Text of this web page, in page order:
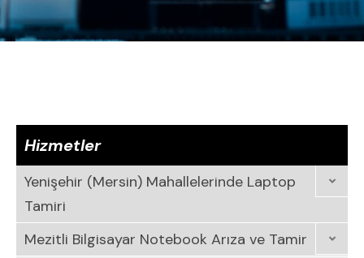
Hizmetler
Yenişehir (Mersin) Mahallelerinde Laptop
Tamiri
Mezitli Bilgisayar Notebook Arıza ve Tamir